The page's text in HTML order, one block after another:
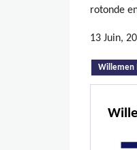
rotonde
13 Juin,
Willemen